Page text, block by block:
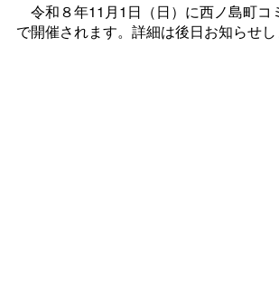
令和８年11月1日（日）に西ノ島町コ
で開催されます。詳細は後日お知らせし